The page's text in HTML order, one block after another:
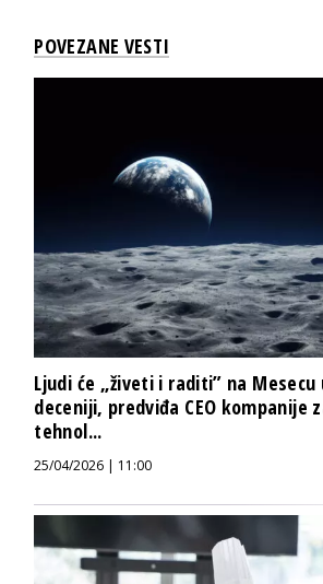
POVEZANE VESTI
Ljudi će „živeti i raditi” na Mesecu
deceniji, predviđa CEO kompanije
tehnol...
25/04/2026 | 11:00